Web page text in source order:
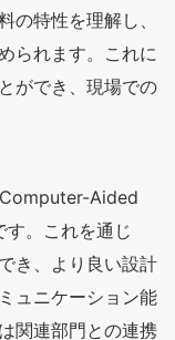
の特性を理解し、
られます。これに
ができ、現場での
Aided
。これを通じ
き、より良い設計
ュニケーション能
関連部門との連携